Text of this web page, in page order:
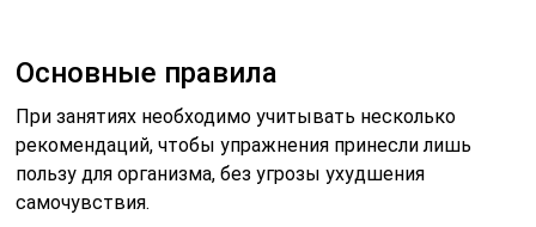
Основные правила
При занятиях необходимо учитывать несколько
рекомендаций, чтобы упражнения принесли лишь
пользу для организма, без угрозы ухудшения
самочувствия.